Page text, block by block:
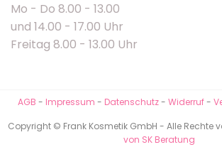
Mo - Do 8.00 - 13.00
und 14.00 - 17.00 Uhr
Freitag 8.00 - 13.00 Uhr
AGB - Impressum - Datenschutz- Widerruf-
Copyright © Frank Kosmetik GmbH - Alle Rechte
von SK Beratung